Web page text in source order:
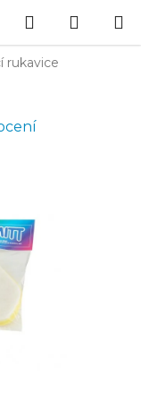
Hledat
KOŠÍK
rukavice